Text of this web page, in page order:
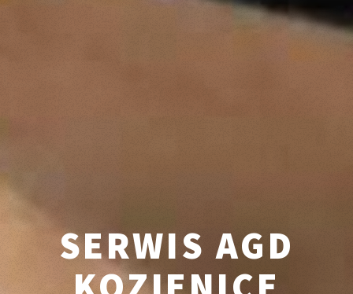
SERWIS AGD